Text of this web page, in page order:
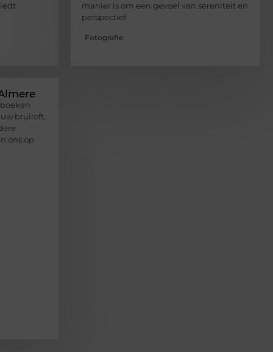
manier is om een gevoel van sereniteit en
perspectief
Fotografie
bruiloft,
ons op